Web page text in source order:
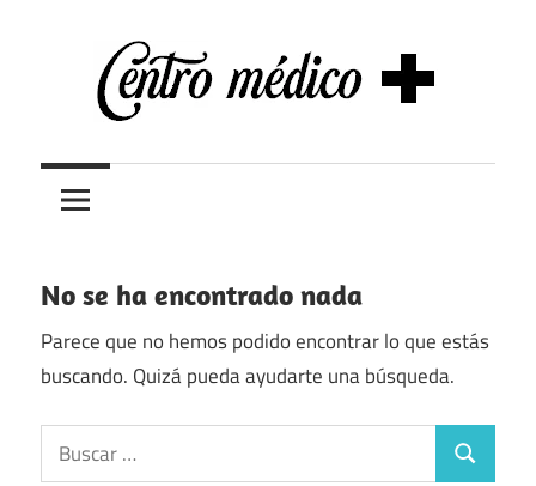
contenido
Centros
medicos
médicos,
centros
y
de
urgencias
España
No se ha encontrado nada
Parece que no hemos podido encontrar lo que estás
buscando. Quizá pueda ayudarte una búsqueda.
Buscar:
Buscar